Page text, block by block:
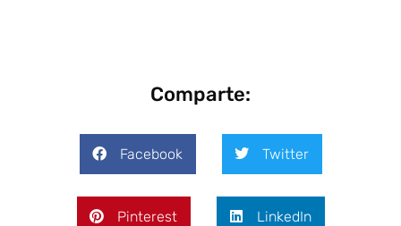
Comparte:
Facebook Twitter
Pinterest LinkedIn